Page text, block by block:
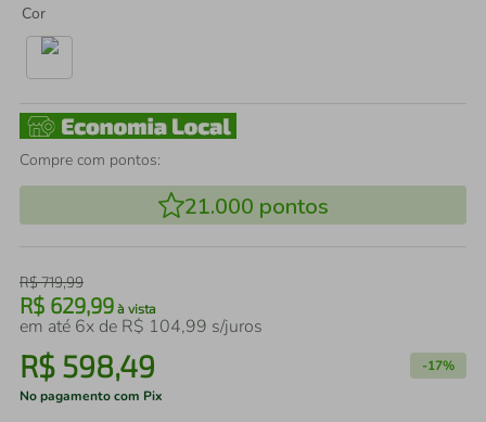
Cor
Compre com pontos:
21.000 pontos
R$719,99
R$ 629,99 à vista
em até 6x de R$ 104,99 s/juros
R$ 598,49 -17%
No pagamento com Pix